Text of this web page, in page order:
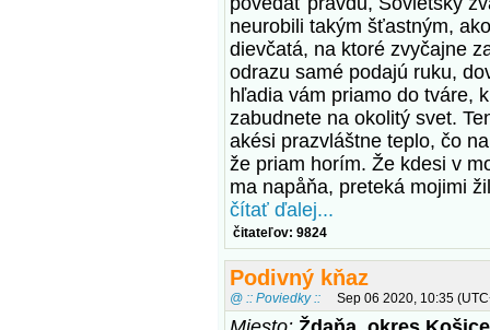
neurobili takým šťastným,
dievčatá, na ktoré zvyčajne
odrazu samé podajú ruku,
hľadia vám priamo do tváre,
zabudnete na okolitý svet.
akési prazvláštne teplo, čo
že priam horím. Že kdesi v
ma napåňa, preteká mojimi
čítať ďalej...
čitateľov: 9824
Podivný kňaz
@ :: Poviedky :: Sep 06 2020, 10:35